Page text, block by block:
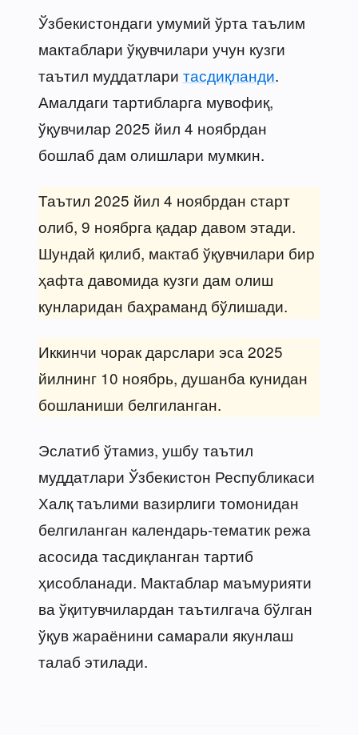
Ўзбекистондаги умумий ўрта таълим
мактаблари ўқувчилари учун кузги
таътил муддатлари тасдиқланди.
Амалдаги тартибларга мувофиқ,
ўқувчилар 2025 йил 4 ноябрдан
бошлаб дам олишлари мумкин.
Таътил 2025 йил 4 ноябрдан старт
олиб, 9 ноябрга қадар давом этади.
Шундай қилиб, мактаб ўқувчилари бир
ҳафта давомида кузги дам олиш
кунларидан баҳраманд бўлишади.
Иккинчи чорак дарслари эса 2025
йилнинг 10 ноябрь, душанба кунидан
бошланиши белгиланган.
Эслатиб ўтамиз, ушбу таътил
муддатлари Ўзбекистон Республикаси
Халқ таълими вазирлиги томонидан
белгиланган календарь-тематик режа
асосида тасдиқланган тартиб
ҳисобланади. Мактаблар маъмурияти
ва ўқитувчилардан таътилгача бўлган
ўқув жараёнини самарали якунлаш
талаб этилади.